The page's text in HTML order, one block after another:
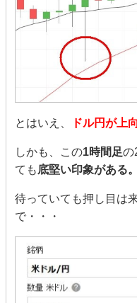
とはいえ、 ドル円が上
しかも、この1時間足の
ても底堅い印象がある。
待っていても押し目は
で・・・